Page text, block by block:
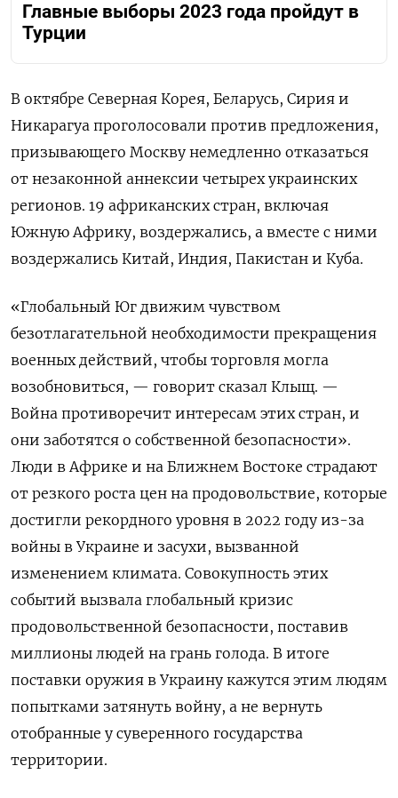
Главные выборы 2023 года пройдут в
Турции
В октябре Северная Корея, Беларусь, Сирия и
Никарагуа проголосовали против предложения,
призывающего Москву немедленно отказаться
от незаконной аннексии четырех украинских
регионов. 19 африканских стран, включая
Южную Африку, воздержались, а вместе с ними
воздержались Китай, Индия, Пакистан и Куба.
«Глобальный Юг движим чувством
безотлагательной необходимости прекращения
военных действий, чтобы торговля могла
возобновиться, — говорит сказал Клыщ. —
Война противоречит интересам этих стран, и
они заботятся о собственной безопасности».
Люди в Африке и на Ближнем Востоке страдают
от резкого роста цен на продовольствие, которые
достигли рекордного уровня в 2022 году из-за
войны в Украине и засухи, вызванной
изменением климата. Совокупность этих
событий вызвала глобальный кризис
продовольственной безопасности, поставив
миллионы людей на грань голода. В итоге
поставки оружия в Украину кажутся этим людям
попытками затянуть войну, а не вернуть
отобранные у суверенного государства
территории.